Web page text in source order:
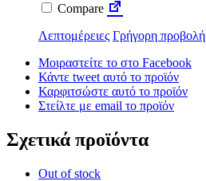
Compare
Λεπτομέρειες Γρήγορη προβολή
Μοιραστείτε το στο Facebook
Κάντε tweet αυτό το προϊόν
Καρφιτσώστε αυτό το προϊόν
Στείλτε με email το προϊόν
Σχετικά προϊόντα
Out of stock